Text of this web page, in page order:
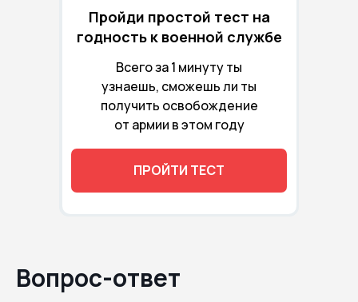
Всего за 1 минуту ты
узнаешь, сможешь ли ты
получить освобождение
от армии в этом году
Пройди простой тест на
годность к военной службе
ПРОЙТИ ТЕСТ
Вопрос-ответ